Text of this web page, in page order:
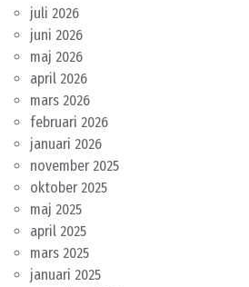
juli 2026
juni 2026
maj 2026
april 2026
mars 2026
februari 2026
januari 2026
november 2025
oktober 2025
maj 2025
april 2025
mars 2025
januari 2025